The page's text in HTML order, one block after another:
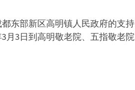
东部新区高明镇人民政府的支持
月3日到高明敬老院、五指敬老院